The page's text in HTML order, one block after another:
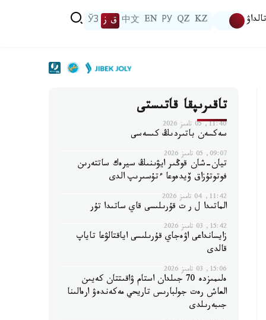
تالداۋ KZ
QZ
РУ
EN
中文 ق ز ЎЗ
تاقىرىپقا قاتىستى
11:40, 05 تامىز 2026
سەكسەن باتىردىڭ كىسەسى
09:07, 05 تامىز 2026
تيان-شان قوڭىر ايۋىنىڭ سيرەك ساتتەرىن
فوتوتۇزاق ۆيدەوعا ءتۇسىرىپ الدى
11:42, 04 تامىز 2026
الماتىدا ل ر ت قۇرىلىسى قاي ساتىدا تۇر
15:42, 03 تامىز 2026
زايسانداعى اۋەجاي قۇرىلىسى اياقتالۋعا تاياپ
قالدى
15:06, 03 تامىز 2026
ەلىمىزدە 70 جىلدان استام ۋاقىتتان كەيىن
العاش رەت جولبارىس تاريحي مەكەندەۋ ارەالىنا
جىبەرىلدى